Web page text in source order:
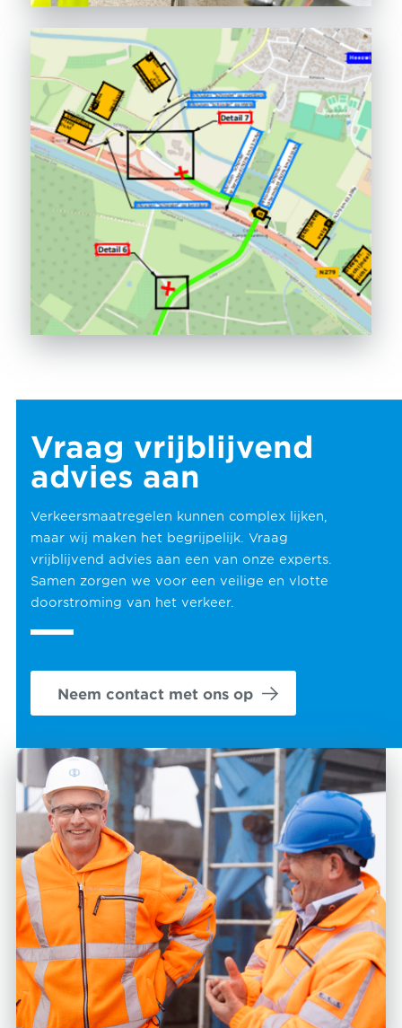
Vraag vrijblijvend
advies aan
Verkeersmaatregelen kunnen complex lijken,
maar wij maken het begrijpelijk. Vraag
vrijblijvend advies aan een van onze experts.
Samen zorgen we voor een veilige en vlotte
doorstroming van het verkeer.
Neem contact met ons op